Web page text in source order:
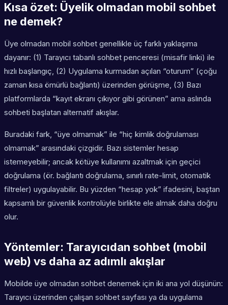
Kısa özet: Üyelik olmadan mobil sohbet
ne demek?
Üye olmadan mobil sohbet genellikle üç farklı yaklaşıma
dayanır: (1) Tarayıcı tabanlı sohbet penceresi (misafir linki) ile
hızlı başlangıç, (2) Uygulama kurmadan açılan “oturum” (çoğu
zaman kısa ömürlü bağlantı) üzerinden görüşme, (3) Bazı
platformlarda “kayıt ekranı çıkıyor gibi görünen” ama aslında
sohbeti başlatan alternatif akışlar.
Buradaki fark, “üye olmamak” ile “hiç kimlik doğrulaması
olmamak” arasındaki çizgidir. Bazı sistemler hesap
istemeyebilir; ancak kötüye kullanımı azaltmak için geçici
doğrulama (ör. bağlantı doğrulama, sınırlı rate-limit, otomatik
filtreler) uygulayabilir. Bu yüzden “hesap yok” ifadesini, baştan
kapsamlı bir güvenlik kontrolüyle birlikte ele almak daha doğru
olur.
Yöntemler: Tarayıcıdan sohbet (mobil
web) vs daha az adımlı akışlar
Mobilde üye olmadan sohbet denemek için iki ana yol düşünün:
Tarayıcı üzerinden çalışan sohbet sayfası ya da uygulama